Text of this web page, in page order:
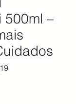
500ml –
Preço promocional